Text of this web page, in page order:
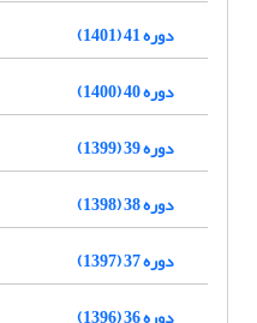
دوره 41 (1401)
دوره 40 (1400)
دوره 39 (1399)
دوره 38 (1398)
دوره 37 (1397)